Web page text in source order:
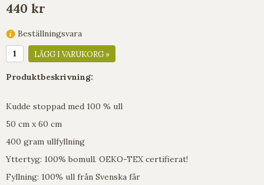
440 kr
Beställningsvara
LÄGG I VARUKORG »
Produktbeskrivning:
Kudde stoppad med 100 % ull
50 cm x 60 cm
400 gram ullfyllning
Yttertyg: 100% bomull. OEKO-TEX certifierat!
Fyllning: 100% ull från Svenska får